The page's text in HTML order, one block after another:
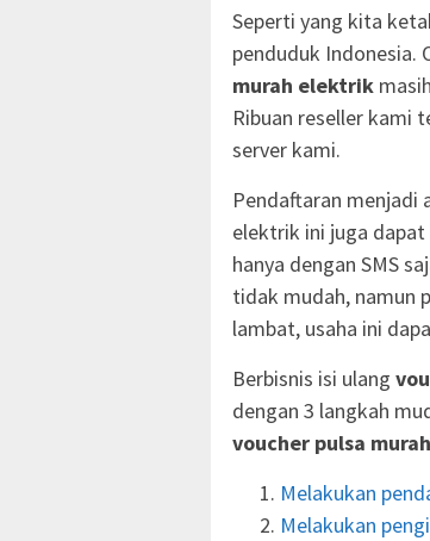
Seperti yang kita
penduduk Indonesia.
murah elektrik
Ribuan reseller kami
server kami.
Pendaftaran menjadi
elektrik ini juga dapat
hanya dengan SMS
tidak mudah, namun
lambat, usaha ini
Berbisnis isi ulang
dengan 3 langkah
voucher pulsa
Melakukan
Melakukan